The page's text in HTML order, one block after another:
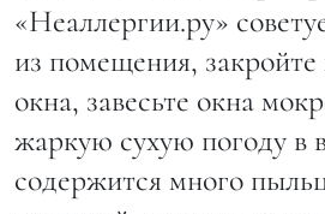
«Неаллергии.ру»
из помещения, закройте
окна, завесьте окна
жаркую сухую погоду в
содержится много